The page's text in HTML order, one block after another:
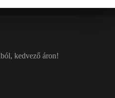
kedvező áron!